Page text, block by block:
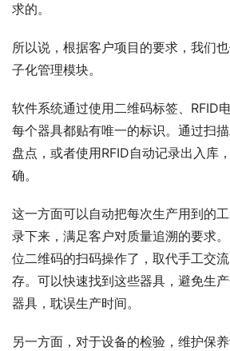
求的。
所以说，根据客户项目的要求，我们
子化管理模块。
软件系统通过使用二维码标签、RFID
每个器具都贴有唯一的标识。通过扫描
盘点，或者使用RFID自动记录出入库
确。
这一方面可以自动把每次生产用到的
录下来，满足客户对质量追溯的要求
位二维码的扫码操作了，取代手工交
存。可以快速找到这些器具，避免生
器具，耽误生产时间。
另一方面，对于设备的检验，维护保